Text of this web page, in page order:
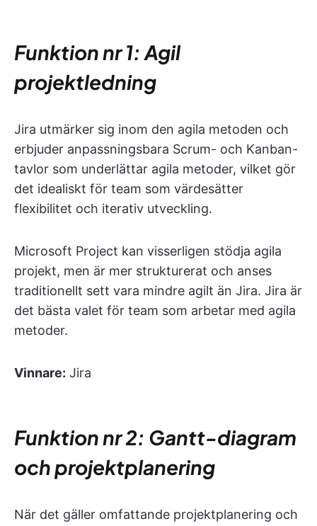
Funktion nr 1: Agil
projektledning
Jira utmärker sig inom den agila metoden och
erbjuder anpassningsbara Scrum- och Kanban-
tavlor som underlättar agila metoder, vilket gör
det idealiskt för team som värdesätter
flexibilitet och iterativ utveckling.
Microsoft Project kan visserligen stödja agila
projekt, men är mer strukturerat och anses
traditionellt sett vara mindre agilt än Jira. Jira är
det bästa valet för team som arbetar med agila
metoder.
Vinnare: Jira
Funktion nr 2: Gantt-diagram
och projektplanering
När det gäller omfattande projektplanering och